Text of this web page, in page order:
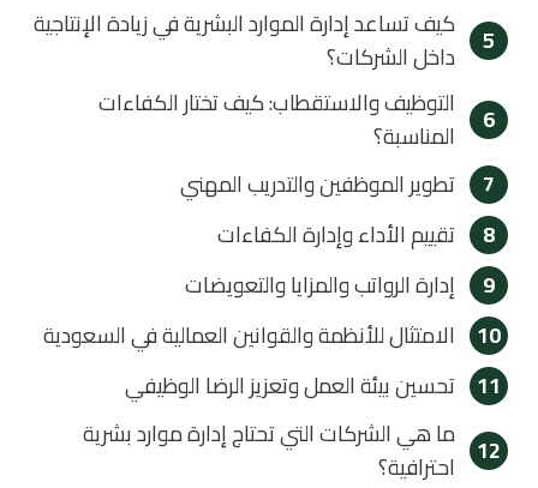
5
كيف تساعد إدارة الموارد البشرية في زيادة الإنتاجية
داخل الشركات؟
6
التوظيف والاستقطاب: كيف تختار الكفاءات
المناسبة؟
7
تطوير الموظفين والتدريب المهني
8
تقييم الأداء وإدارة الكفاءات
9
إدارة الرواتب والمزايا والتعويضات
10
الامتثال للأنظمة والقوانين العمالية في السعودية
11 تحسين بيئة العمل وتعزيز الرضا الوظيفي
12 ما هي الشركات التي تحتاج إدارة موارد بشرية
احترافية؟